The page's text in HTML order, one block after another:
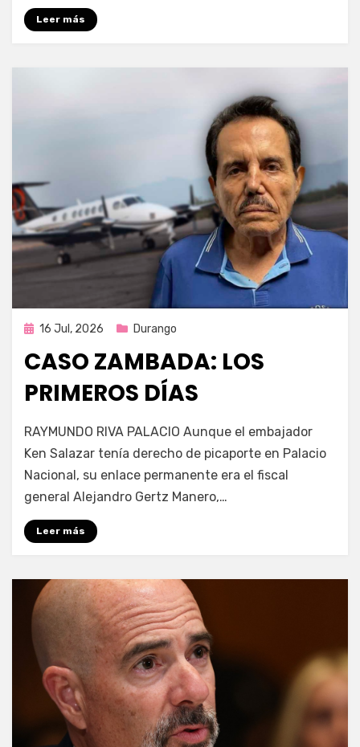
Leer más
Publicada
16 Jul, 2026 Durango
CASO ZAMBADA: LOS
PRIMEROS DÍAS
porFernando Miranda Servín
RAYMUNDO RIVA PALACIO Aunque el embajador
Ken Salazar tenía derecho de picaporte en Palacio
Nacional, su enlace permanente era el fiscal
general Alejandro Gertz Manero,…
Leer más